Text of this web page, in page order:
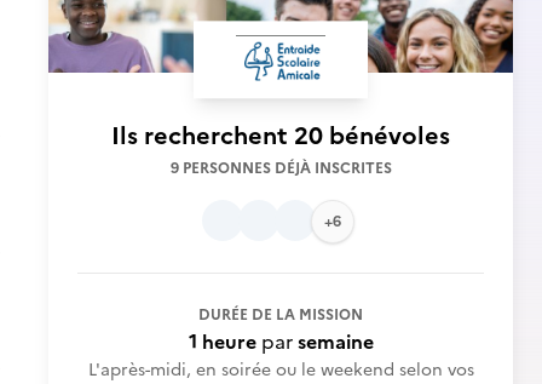
Ils recherchent 20 bénévoles
9 PERSONNES DÉJÀ INSCRITES
+6
DURÉE DE LA MISSION
1 heureparsemaine
L'après-midi, en soirée ou le weekend selon vos